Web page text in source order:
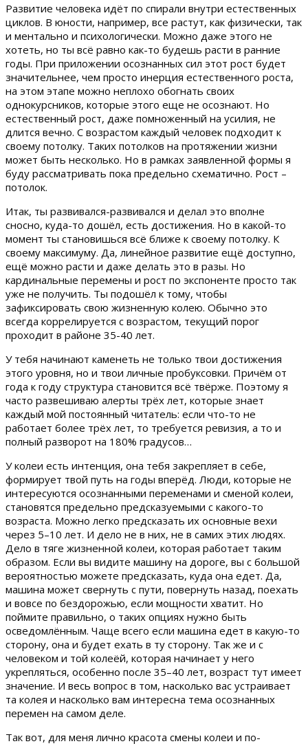
Развитие человека идёт по спирали внутри естественных
циклов. В юности, например, все растут, как физически, так
и ментально и психологически. Можно даже этого не
хотеть, но ты всё равно как-то будешь расти в ранние
годы. При приложении осознанных сил этот рост будет
значительнее, чем просто инерция естественного роста,
на этом этапе можно неплохо обогнать своих
однокурсников, которые этого еще не осознают. Но
естественный рост, даже помноженный на усилия, не
длится вечно. С возрастом каждый человек подходит к
своему потолку. Таких потолков на протяжении жизни
может быть несколько. Но в рамках заявленной формы я
буду рассматривать пока предельно схематично. Рост –
потолок.
Итак, ты развивался-развивался и делал это вполне
сносно, куда-то дошёл, есть достижения. Но в какой-то
момент ты становишься всё ближе к своему потолку. К
своему максимуму. Да, линейное развитие ещё доступно,
ещё можно расти и даже делать это в разы. Но
кардинальные перемены и рост по экспоненте просто так
уже не получить. Ты подошёл к тому, чтобы
зафиксировать свою жизненную колею. Обычно это
всегда коррелируется с возрастом, текущий порог
проходит в районе 35-40 лет.
У тебя начинают каменеть не только твои достижения
этого уровня, но и твои личные пробуксовки. Причём от
года к году структура становится всё твёрже. Поэтому я
часто развешиваю алерты трёх лет, которые знает
каждый мой постоянный читатель: если что-то не
работает более трёх лет, то требуется ревизия, а то и
полный разворот на 180% градусов…
У колеи есть интенция, она тебя закрепляет в себе,
формирует твой путь на годы вперёд. Люди, которые не
интересуются осознанными переменами и сменой колеи,
становятся предельно предсказуемыми с какого-то
возраста. Можно легко предсказать их основные вехи
через 5–10 лет. И дело не в них, не в самих этих людях.
Дело в тяге жизненной колеи, которая работает таким
образом. Если вы видите машину на дороге, вы с большой
вероятностью можете предсказать, куда она едет. Да,
машина может свернуть с пути, повернуть назад, поехать
и вовсе по бездорожью, если мощности хватит. Но
поймите правильно, о таких опциях нужно быть
осведомлённым. Чаще всего если машина едет в какую-то
сторону, она и будет ехать в ту сторону. Так же и с
человеком и той колеёй, которая начинает у него
укрепляться, особенно после 35–40 лет, возраст тут имеет
значение. И весь вопрос в том, насколько вас устраивает
та колея и насколько вам интересна тема осознанных
перемен на самом деле.
Так вот, для меня лично красота смены колеи и по-